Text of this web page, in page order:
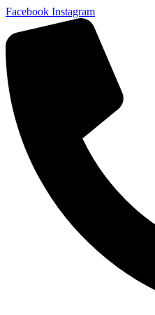
Facebook Instagram